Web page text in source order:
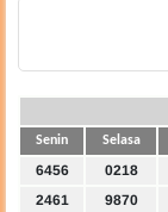
Senin Selasa
6456 0218
2461
9870